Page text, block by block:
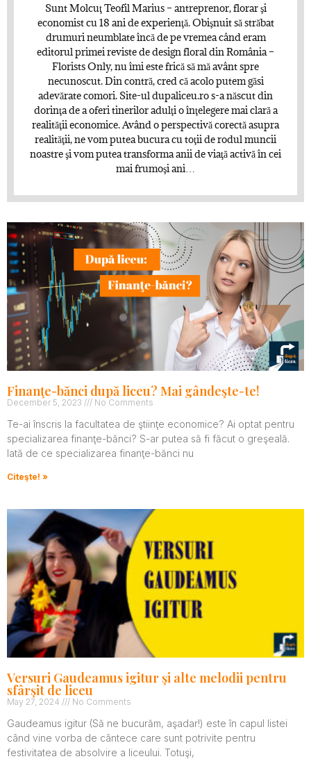
Sunt Molcuţ Teofil Marius – antreprenor, florar şi
economist cu 18 ani de experienţă. Obişnuit să străbat
drumuri neumblate încă de pe vremea când eram
editorul primei reviste de design floral din România –
Florists Only, nu îmi este frică să mă avânt spre
necunoscut. Din contră, cred că acolo putem găsi
adevărate comori. Site-ul dupaliceu.ro s-a născut din
dorinţa de a oferi tinerilor adulţi o înţelegere mai clară a
realităţii economice. Având o perspectivă corectă asupra
realităţii, ne vom putea bucura cu toţii de rodul muncii
noastre şi vom putea transforma anii de viaţă activă în cei
mai frumoşi ani…
Finanţe-bănci după liceu? Mai gândeşte-te!
December 5, 2023 No Comments
Te-ai înscris la facultatea de ştiinţe economice? Ai optat pentru
specializarea finanţe-bănci? S-ar putea să fi făcut o greşeală.
Iată de ce specializarea finanţe-bănci nu
Citeşte! »
Versuri Gaudeamus igitur şi alte melodii pentru
sfârşit de liceu
May 27, 2024 No Comments
Gaudeamus igitur (Să ne bucurăm, aşadar!) este în capul listei
când vine vorba de cântece care sunt potrivite pentru
festivitatea de absolvire a liceului. Totuşi,